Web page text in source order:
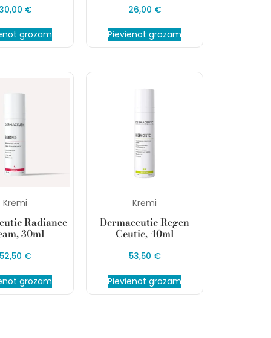
€
grozam
26,00 €
Pievienot grozam
Krēmi
Radiance
30ml
€
grozam
Krēmi
Dermaceutic Regen
Ceutic, 40ml
53,50 €
Pievienot grozam